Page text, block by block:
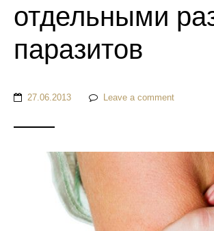
отдельными
паразитов
27.06.2013 Leave a comment